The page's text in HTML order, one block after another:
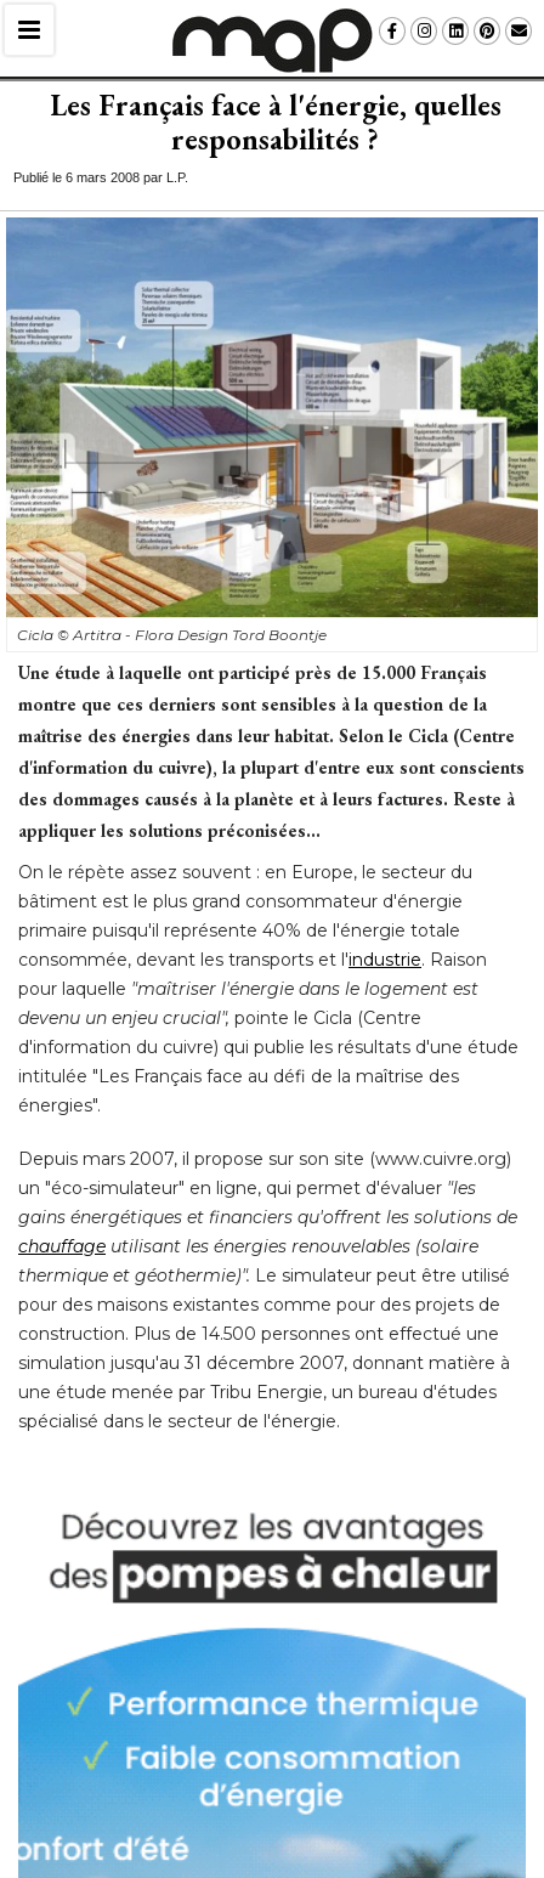
Les Français face à l'énergie, quelles
responsabilités ?
Publié le 6 mars 2008 par L.P.
Cicla © Artitra - Flora Design Tord Boontje
Une étude à laquelle ont participé près de 15.000 Français
montre que ces derniers sont sensibles à la question de la
maîtrise des énergies dans leur habitat. Selon le Cicla (Centre
d'information du cuivre), la plupart d'entre eux sont conscients
des dommages causés à la planète et à leurs factures. Reste à
appliquer les solutions préconisées...
On le répète assez souvent : en Europe, le secteur du
bâtiment est le plus grand consommateur d'énergie
primaire puisqu'il représente 40% de l'énergie totale
consommée, devant les transports et l'industrie. Raison
pour laquelle "maîtriser l'énergie dans le logement est
devenu un enjeu crucial", pointe le Cicla (Centre
d'information du cuivre) qui publie les résultats d'une étude
intitulée "Les Français face au défi de la maîtrise des
énergies".
Depuis mars 2007, il propose sur son site (www.cuivre.org)
un "éco-simulateur" en ligne, qui permet d'évaluer "les
gains énergétiques et financiers qu'offrent les solutions de
chauffage utilisant les énergies renouvelables (solaire
thermique et géothermie)". Le simulateur peut être utilisé
pour des maisons existantes comme pour des projets de
construction. Plus de 14.500 personnes ont effectué une
simulation jusqu'au 31 décembre 2007, donnant matière à
une étude menée par Tribu Energie, un bureau d'études
spécialisé dans le secteur de l'énergie.